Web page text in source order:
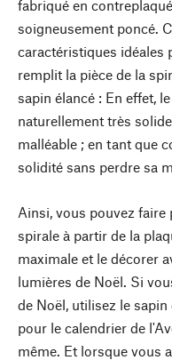
fabriqué en
soigneusement poncé.
caractéristiques idéales
remplit la pièce de la
sapin élancé : En effet,
naturellement très
malléable ; en tant que
solidité sans perdre sa
Ainsi, vous pouvez faire
spirale à partir de la
maximale et le décorer
lumières de Noël. Si
de Noël, utilisez le
pour le calendrier de
même. Et lorsque vous